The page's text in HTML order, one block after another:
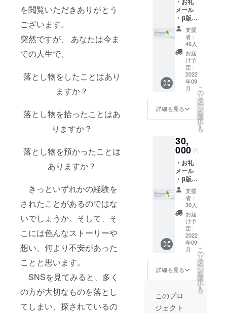
を閲覧いただきありがとう
ございます。
突然ですが、 あなたは今ま
での人生で、
落とし物をしたことはあり
ますか？
落とし物を拾ったことはあ
りますか？
落とし物を預かったことは
ありますか？
きっといずれかの経験を
されたことがあるのではな
いでしょうか。そして、そ
こには色んなストーリーや
想い、何より不安があった
ことと思います。
SNSを見てみると、多く
の方が大切なものを落とし
てしまい、探されているの
メール
・β版ア
プリ
（iOS
版）へ
のご招
待 ・立
上げク
レジッ
（中）
・プラ
イオリ
ティパ
ス
支援
者：
46人
お届
け予
定：
2022
年09
月
詳細を見る
こ
の
リ
タ
ー
ン
を
選
択
す
る
30,
000 円
・お礼
メール
・β版ア
プリ
（iOS
版）へ
のご招
待 ・立
上げク
レジッ
（大）
・プラ
イオリ
ティパ
ス
支援
者：
30人
お届
け予
定：
2022
年09
月
詳細を見る
こ
の
リ
タ
ー
ン
を
選
択
す
る
このプロ
ジェクト